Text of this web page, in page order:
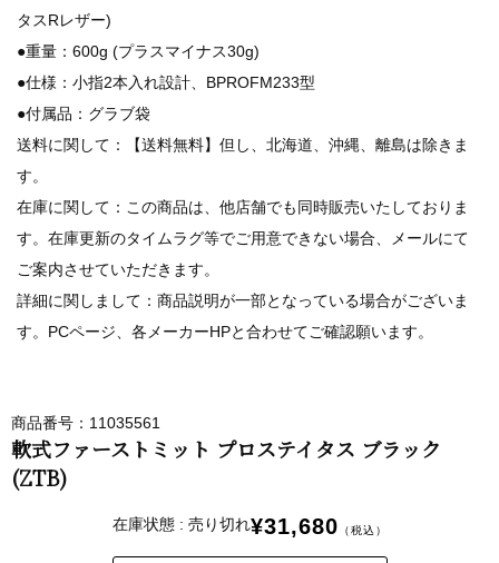
タスRレザー)
●重量：600g (プラスマイナス30g)
●仕様：小指2本入れ設計、BPROFM233型
●付属品：グラブ袋
送料に関して：【送料無料】但し、北海道、沖縄、離島は除きま
す。
在庫に関して：この商品は、他店舗でも同時販売いたしておりま
す。在庫更新のタイムラグ等でご用意できない場合、メールにて
ご案内させていただきます。
詳細に関しまして：商品説明が一部となっている場合がございま
す。PCページ、各メーカーHPと合わせてご確認願います。
商品番号：11035561
軟式ファーストミット プロステイタス ブラック
(ZTB)
在庫状態 : 売り切れ¥31,680 （税込）